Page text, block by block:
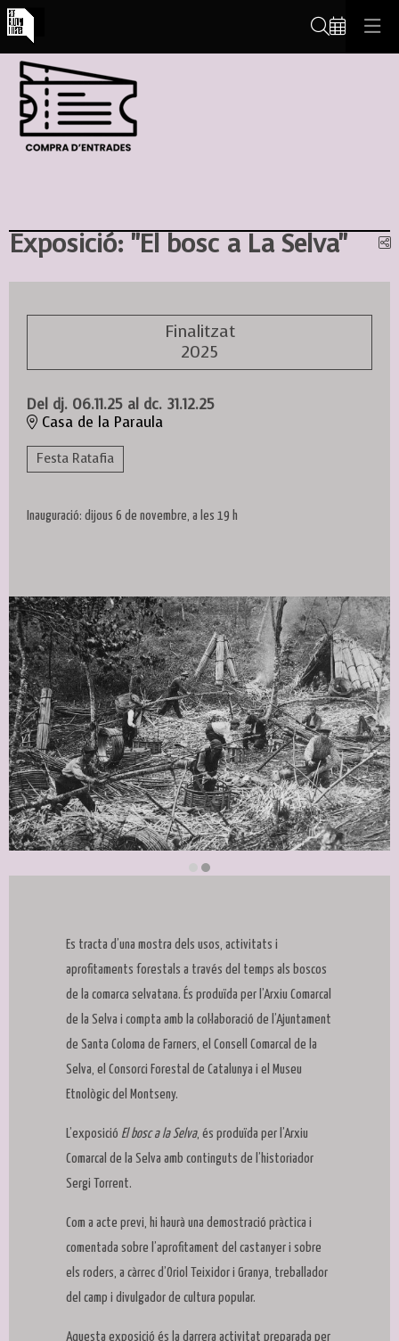
Exposició: "El bosc a La Selva"
Finalitzat
2025
Del dj. 06.11.25 al dc. 31.12.25
Casa de la Paraula
Festa Ratafia
Inauguració: dijous 6 de novembre, a les 19 h
Es tracta d’una mostra dels usos, activitats i
aprofitaments forestals a través del temps als boscos
de la comarca selvatana. És produïda per l’Arxiu Comarcal
de la Selva i compta amb la col·laboració de l’Ajuntament
de Santa Coloma de Farners, el Consell Comarcal de la
Selva, el Consorci Forestal de Catalunya i el Museu
Etnològic del Montseny.
L’exposició El bosc a la Selva, és produïda per l’Arxiu
Comarcal de la Selva amb continguts de l’historiador
Sergi Torrent.
Com a acte previ, hi haurà una demostració pràctica i
comentada sobre l’aprofitament del castanyer i sobre
els roders, a càrrec d’Oriol Teixidor i Granya, treballador
del camp i divulgador de cultura popular.
Aquesta exposició és la darrera activitat preparada per